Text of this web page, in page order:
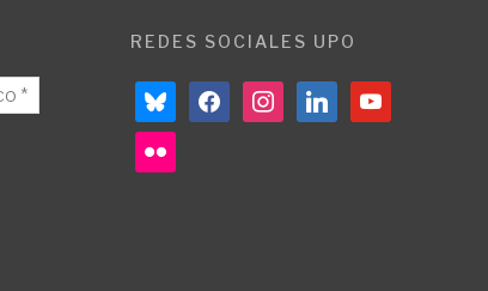
REDES SOCIALES UPO
blueskyfacebookinstagramlinkedin youtube
flickr